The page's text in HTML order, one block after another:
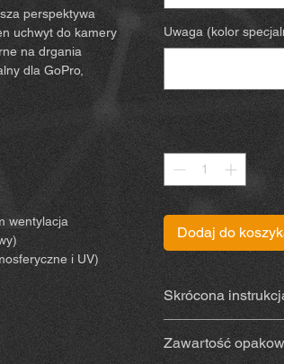
perspektywa
uchwyt do kamery
na drgania
dla GoPro,
wentylacja
i UV)
Uwaga (kolor
Sztuk
Dodaj do
Skrócona
Instrukcję znajdziesz
Zawartość